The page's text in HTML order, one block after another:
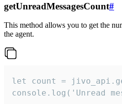
getUnreadMessagesCount#
This method allows you to get the
the agent.
let count =
console.log('Unread